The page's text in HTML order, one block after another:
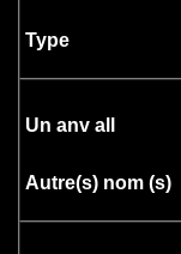
Type
Un anv all
Autre(s) nom (s)